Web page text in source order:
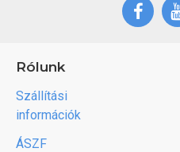
Rólunk
Szállítási
információk
ÁSZF